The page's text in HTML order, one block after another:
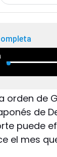
orden
de
puede
el mes